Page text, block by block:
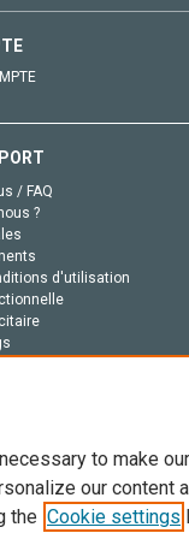
/ FAQ
?
d'utilisation
de ce site: Copyright ©
to make
our content
the Cookie settings